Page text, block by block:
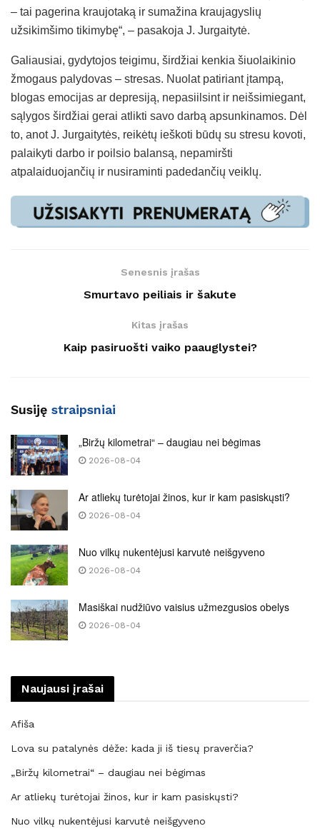
– tai pagerina kraujotaką ir sumažina kraujagyslių
užsikimšimo tikimybę“, – pasakoja J. Jurgaitytė.
Galiausiai, gydytojos teigimu, širdžiai kenkia šiuolaikinio
žmogaus palydovas – stresas. Nuolat patiriant įtampą,
blogas emocijas ar depresiją, nepasiilsint ir neišsimiegant,
sąlygos širdžiai gerai atlikti savo darbą apsunkinamos. Dėl
to, anot J. Jurgaitytės, reikėtų ieškoti būdų su stresu kovoti,
palaikyti darbo ir poilsio balansą, nepamiršti
atpalaiduojančių ir nusiraminti padedančių veiklų.
Senesnis įrašas
Smurtavo peiliais ir šakute
Kitas įrašas
Kaip pasiruošti vaiko paauglystei?
Susiję straipsniai
„Biržų kilometrai“ – daugiau nei bėgimas
2026-08-04
Ar atliekų turėtojai žinos, kur ir kam pasiskųsti?
2026-08-04
Nuo vilkų nukentėjusi karvutė neišgyveno
2026-08-04
Masiškai nudžiūvo vaisius užmezgusios obelys
2026-08-04
Naujausi įrašai
Afiša
Lova su patalynės dėže: kada ji iš tiesų praverčia?
„Biržų kilometrai“ – daugiau nei bėgimas
Ar atliekų turėtojai žinos, kur ir kam pasiskųsti?
Nuo vilkų nukentėjusi karvutė neišgyveno